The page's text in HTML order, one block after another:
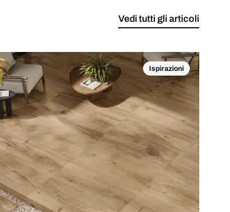
Vedi tutti gli articoli
Ispirazioni